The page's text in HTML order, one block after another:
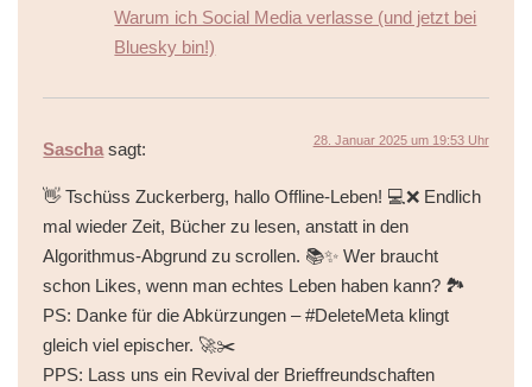
Warum ich Social Media verlasse (und jetzt bei
Bluesky bin!)
Sascha sagt: 28. Januar 2025 um 19:53 Uhr
👋 Tschüss Zuckerberg, hallo Offline-Leben! 💻❌ Endlich
mal wieder Zeit, Bücher zu lesen, anstatt in den
Algorithmus-Abgrund zu scrollen. 📚✨ Wer braucht
schon Likes, wenn man echtes Leben haben kann? 🏞️
PS: Danke für die Abkürzungen – #DeleteMeta klingt
gleich viel epischer. 🚀✂️
PPS: Lass uns ein Revival der Brieffreundschaften